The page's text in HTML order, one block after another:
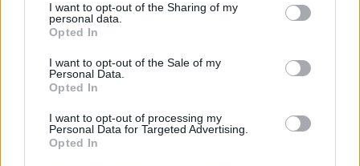
I want to opt-out of the Sharing of my
personal data.
Opted In
I want to opt-out of the Sale of my
Personal Data.
Opted In
I want to opt-out of processing my
Personal Data for Targeted Advertising.
Opted In
Comentarios (0)
LO MÁS LEÍDO
Fallece un bebé de 20 meses por un
golpe de calor en Fuerteventura